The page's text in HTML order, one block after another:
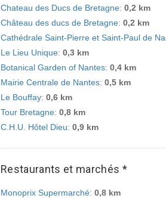
Chateau des Ducs de Bretagne: 0,2 km
Château des ducs de Bretagne: 0,2 km
Cathédrale Saint-Pierre et Saint-Paul de
Le Lieu Unique: 0,3 km
Botanical Garden of Nantes: 0,4 km
Mairie Centrale de Nantes: 0,5 km
Le Bouffay: 0,6 km
Tour Bretagne: 0,8 km
C.H.U. Hôtel Dieu: 0,9 km
Restaurants et marchés *
Monoprix Supermarché: 0,8 km